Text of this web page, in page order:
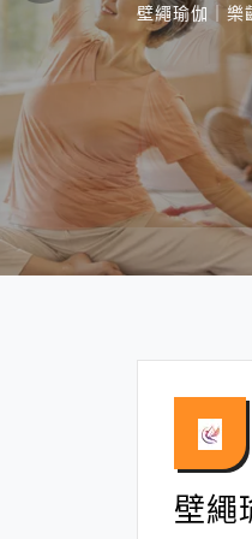
壁繩瑜伽｜樂
壁繩